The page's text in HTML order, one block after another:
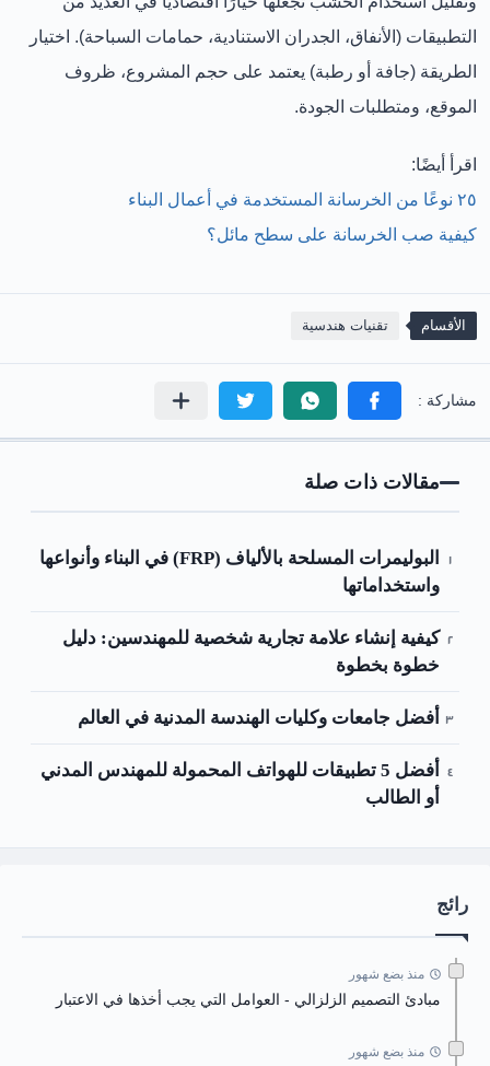
التطبيقات (الأنفاق، الجدران الاستنادية، حمامات السباحة). اختيار
الطريقة (جافة أو رطبة) يعتمد على حجم المشروع، ظروف
الموقع، ومتطلبات الجودة.
اقرأ أيضًا:
٢٥ نوعًا من الخرسانة المستخدمة في أعمال البناء
كيفية صب الخرسانة على سطح مائل؟
الأقسام تقنيات هندسية
مقالات ذات صلة
البوليمرات المسلحة بالألياف (FRP) في البناء وأنواعها
واستخداماتها
كيفية إنشاء علامة تجارية شخصية للمهندسين: دليل
خطوة بخطوة
أفضل جامعات وكليات الهندسة المدنية في العالم
أفضل 5 تطبيقات للهواتف المحمولة للمهندس المدني
أو الطالب
رائج
منذ بضع شهور
مبادئ التصميم الزلزالي - العوامل التي يجب أخذها في الاعتبار
منذ بضع شهور